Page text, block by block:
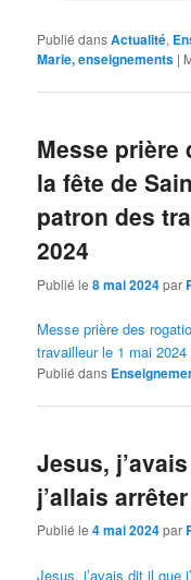
Publié dansActualité,
Marie, enseignements |
Messe prière
la fête de
patron des
2024
Publié le8 mai 2024par
Messe prière des
travailleur le 1 mai 2024
Publié dans
Jesus,
j’allais
Publié le4 mai 2024par
Jesus, j’avais dit il que